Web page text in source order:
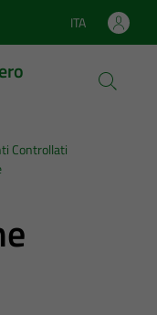
Lingua attiva:
ITA
Controllati